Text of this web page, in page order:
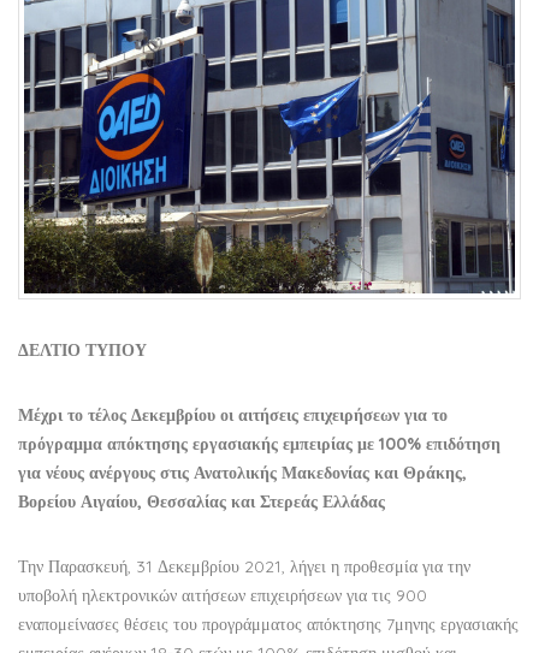
ΔΕΛΤΙΟ ΤΥΠΟΥ
Μέχρι το τέλος Δεκεμβρίου οι αιτήσεις επιχειρήσεων για το
πρόγραμμα απόκτησης εργασιακής εμπειρίας με 100% επιδότηση
για νέους ανέργους στις Ανατολικής Μακεδονίας και Θράκης,
Βορείου Αιγαίου, Θεσσαλίας και Στερεάς Ελλάδας
Την Παρασκευή, 31 Δεκεμβρίου 2021, λήγει η προθεσμία για την
υποβολή ηλεκτρονικών αιτήσεων επιχειρήσεων για τις 900
εναπομείνασες θέσεις του προγράμματος απόκτησης 7μηνης εργασιακής